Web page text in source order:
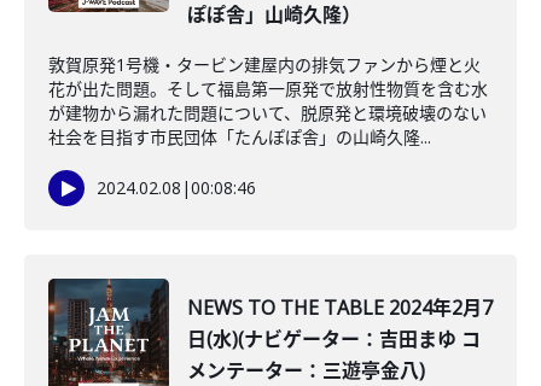
ぽぽ舎」山崎久隆）
敦賀原発1号機・タービン建屋内の排気ファンから煙と火
花が出た問題。そして福島第一原発で放射性物質を含む水
が建物から漏れた問題について、脱原発と環境破壊のない
社会を目指す市民団体「たんぽぽ舎」の山崎久隆...
2024.02.08 |00:08:46
NEWS TO THE TABLE 2024年2月7
日(水)(ナビゲーター：吉田まゆ コ
メンテーター：三遊亭金八)